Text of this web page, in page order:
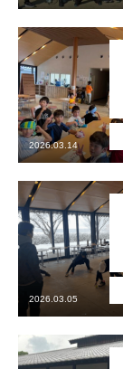
2026.03.14
2026.03.05